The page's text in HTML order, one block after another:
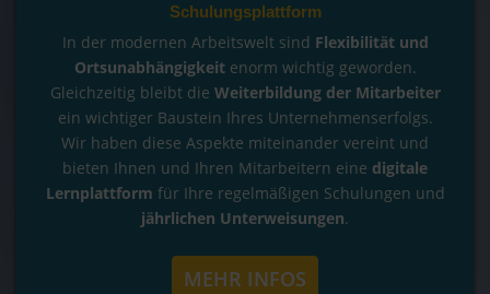
Schulungsplattform
In der modernen Arbeitswelt sind Flexibilität und
Ortsunabhängigkeitenorm wichtig geworden.
Gleichzeitig bleibt die Weiterbildung der Mitarbeiter
ein wichtiger Baustein Ihres Unternehmenserfolgs.
Wir haben diese Aspekte miteinander vereint und
bieten Ihnen und Ihren Mitarbeitern eine digitale
Lernplattform für Ihre regelmäßigen Schulungen und
jährlichen Unterweisungen.
MEHR INFOS